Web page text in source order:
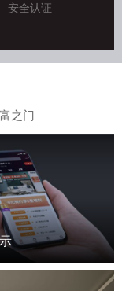
安全认证
之门